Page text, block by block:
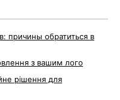
причины обратиться в
з вашим лого
рішення для